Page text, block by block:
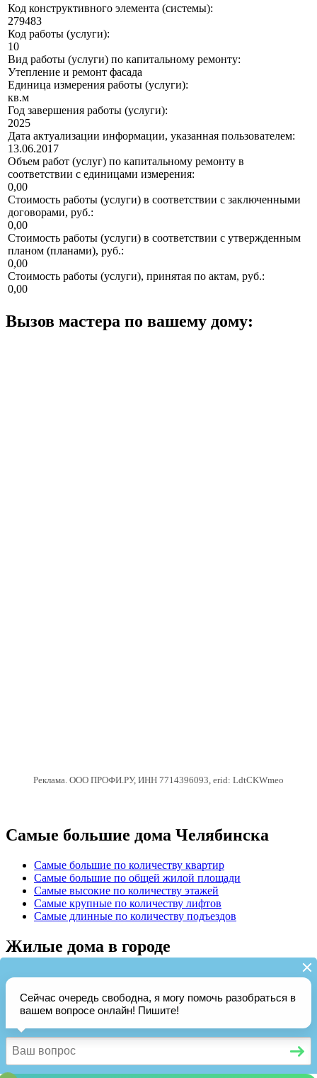
Код конструктивного элемента (системы):
279483
Код работы (услуги):
10
Вид работы (услуги) по капитальному ремонту:
Утепление и ремонт фасада
Единица измерения работы (услуги):
кв.м
Год завершения работы (услуги):
2025
Дата актуализации информации, указанная пользователем:
13.06.2017
Объем работ (услуг) по капитальному ремонту в
соответствии с единицами измерения:
0,00
Стоимость работы (услуги) в соответствии с заключенными
договорами, руб.:
0,00
Стоимость работы (услуги) в соответствии с утвержденным
планом (планами), руб.:
0,00
Стоимость работы (услуги), принятая по актам, руб.:
0,00
Вызов мастера по вашему дому:
Реклама. ООО ПРОФИ.РУ, ИНН 7714396093, erid: LdtCKWmeo
Самые большие дома Челябинска
Самые большие по количеству квартир
Самые большие по общей жилой площади
Самые высокие по количеству этажей
Самые крупные по количеству лифтов
Самые длинные по количеству подъездов
Жилые дома в городе
Москва
Уфа
Актуальная информация о6304домах и306управляющих
жилыми домами организациях ЖКХ Челябинска на
pro-gorodchelyabinsk.ru • Жилые дома Челябинска •Источник